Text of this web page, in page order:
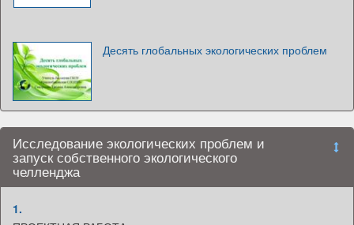
Десять глобальных экологических проблем
Исследование экологических проблем и
запуск собственного экологического
челленджа
1.